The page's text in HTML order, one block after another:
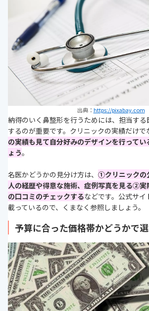
出典： https://pixabay.com
納得のいく鼻整形を行うためには、担当す
するのが重要です。クリニックの実績だけで
の実績も見て自分好みのデザインを行って
ょう。
名医かどうかの見分け方は、 ①クリニック
人の経歴や得意な施術、症例写真を見る②実
の口コミのチェックするなどです。公式サ
載っているので、くまなく参照しましょう。
予算に合った価格帯かどうかで